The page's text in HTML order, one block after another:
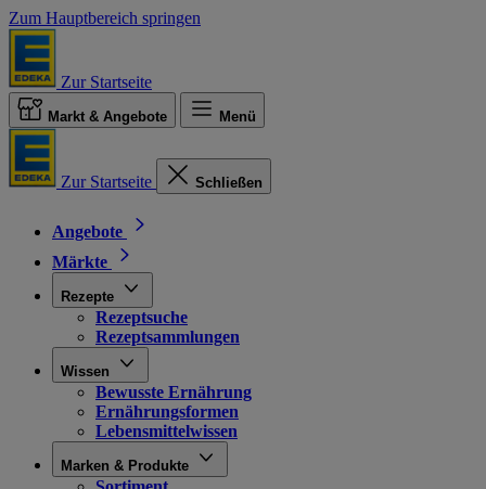
Zum Hauptbereich springen
Zur Startseite
Markt & Angebote Menü
Zur Startseite Schließen
Angebote
Märkte
Rezepte
Rezeptsuche
Rezeptsammlungen
Wissen
Bewusste Ernährung
Ernährungsformen
Lebensmittelwissen
Marken & Produkte